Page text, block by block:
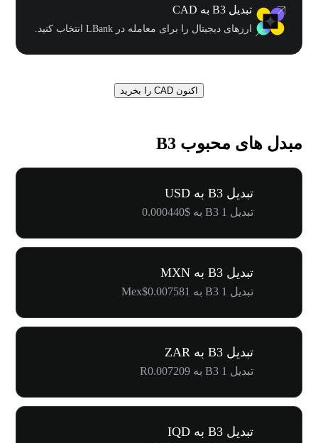
تبدیل B3 به CAD
ارزهای دیجیتال را برای معامله در LBank انتخاب کنید.
اکنون CAD را بخرید
مبدل های محبوب B3
تبدیل B3 به USD
تبدیل 1 B3 به $0.000440
تبدیل B3 به MXN
تبدیل 1 B3 به Mex$0.007581
تبدیل B3 به ZAR
تبدیل 1 B3 به R0.007209
تبدیل B3 به IQD